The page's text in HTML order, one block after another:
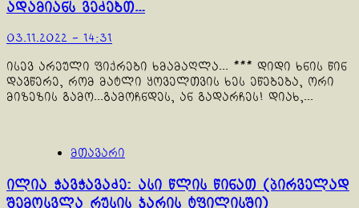
ადამიანს ვეძებთ…
03.11.2022 - 14:31
ისევ არეული ფიქრები ხმამაღლა... *** დიდი ხნის წინ
დავწერე, რომ მატლი ყოველთვის ხეს ეწებება, ორი
მიზეზის გამო...გამოჩნდეს, ან გადარჩეს! დიახ,...
მთავარი
ილია ჭავჭავაძე: ასი წლის წინათ (პირველად
შემოსვლა რუსის ჯარის ტფილისში)